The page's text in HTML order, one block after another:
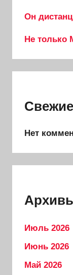
Он
Не только
Нет
Июль 2026
Июнь 2026
Май 2026